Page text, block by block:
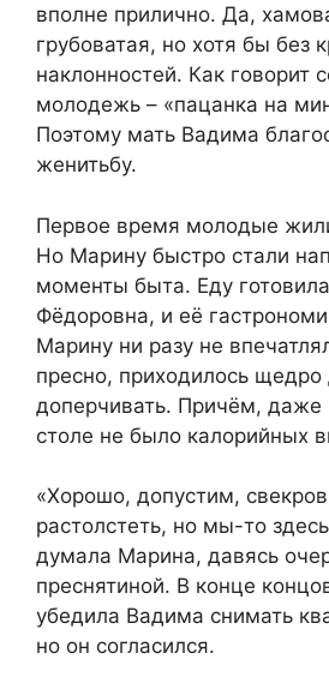
вполне прилично. Да,
грубоватая, но хотя бы без
наклонностей. Как говорит
молодежь – «пацанка на
Поэтому мать Вадима
женитьбу.
Первое время молодые
Но Марину быстро стали
моменты быта. Еду
Фёдоровна, и её
Марину ни разу не
пресно, приходилось щедро
доперчивать. Причём, даже
столе не было калорийных
«Хорошо, допустим,
растолстеть, но мы-то
думала Марина, давясь
преснятиной. В конце
убедила Вадима снимать
но он согласился.